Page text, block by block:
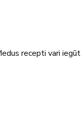
recepti vari iegūt